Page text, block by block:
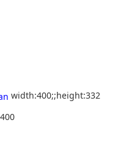
width:400;;height:332